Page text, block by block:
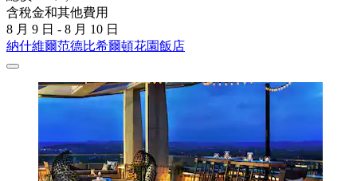
含稅金和其他費用
8 月 9 日 - 8 月 10 日
納什維爾范德比希爾頓花園飯店